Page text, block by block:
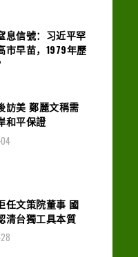
息信號：习近平罕
市早苗，1979年歷
訪美 鄭麗文稱需
和平保證
任文策院董事 國
清台獨工具本質